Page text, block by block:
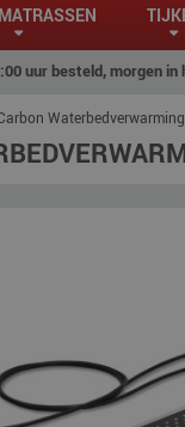
uur besteld, morgen in